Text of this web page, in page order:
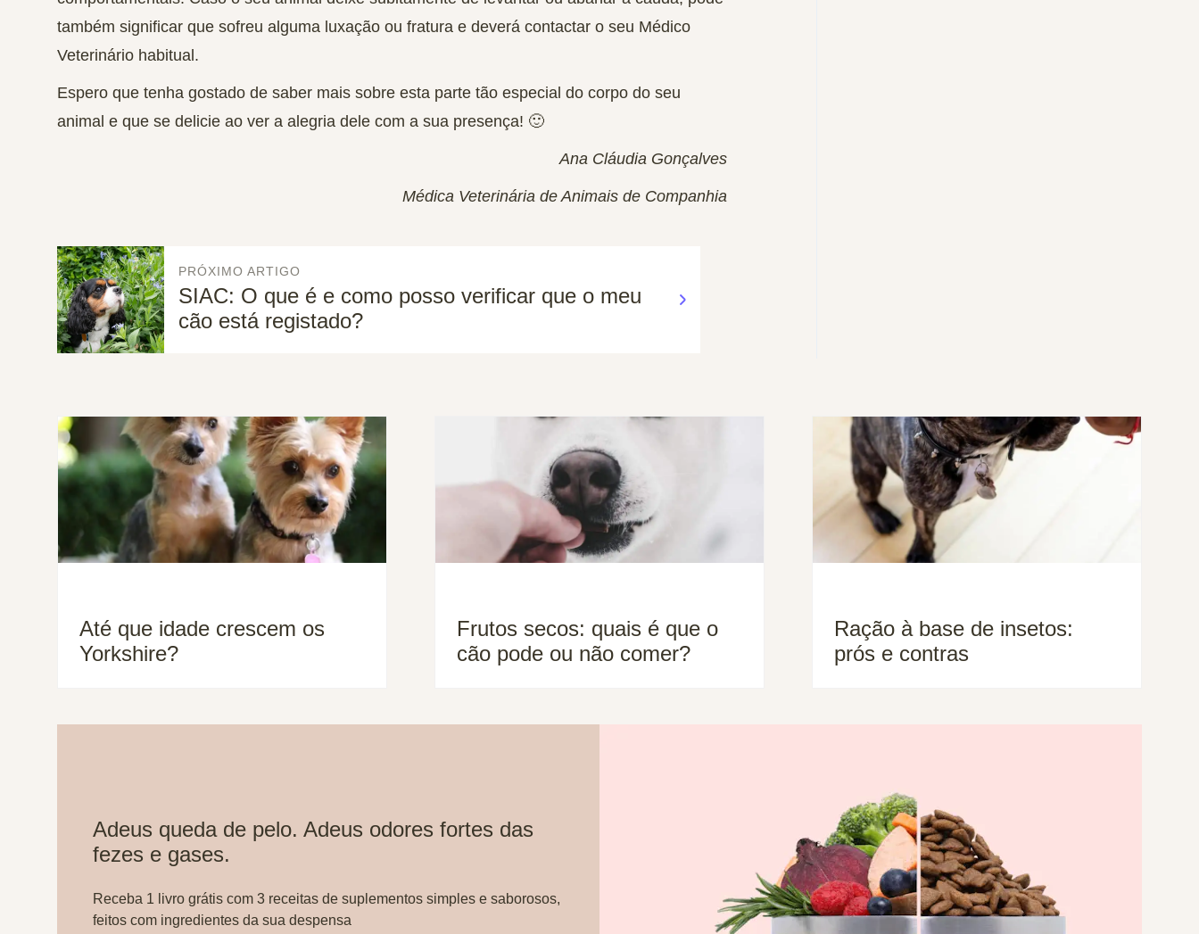
também significar que sofreu alguma luxação ou fratura e deverá contactar o seu Médico
Veterinário habitual.
Espero que tenha gostado de saber mais sobre esta parte tão especial do corpo do seu
animal e que se delicie ao ver a alegria dele com a sua presença! 🙂
Ana Cláudia Gonçalves
Médica Veterinária de Animais de Companhia
PRÓXIMO ARTIGO
SIAC: O que é e como posso verificar que o meu
cão está registado?
Até que idade crescem os
Yorkshire?
Frutos secos: quais é que o
cão pode ou não comer?
Ração à base de insetos:
prós e contras
Adeus queda de pelo. Adeus odores fortes das
fezes e gases.
Receba 1 livro grátis com 3 receitas de suplementos simples e saborosos,
feitos com ingredientes da sua despensa